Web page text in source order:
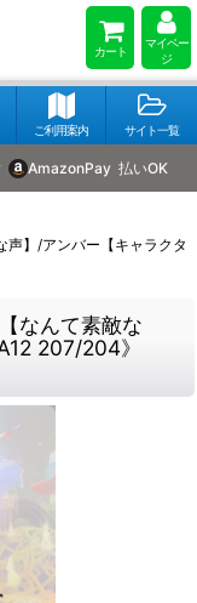
カート
マイペー
ジ
ご利用案内 サイト一覧
AmazonPay 払いOK
声】/アンバー【キャラクタ
なんて素敵な
207/204》